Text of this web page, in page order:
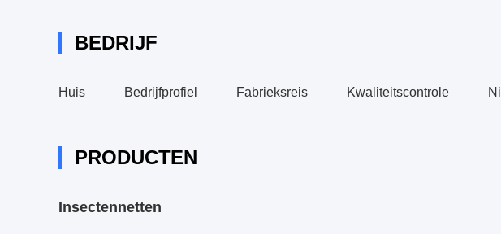
BEDRIJF
Huis Bedrijfprofiel Fabrieksreis Kwaliteitscontrole
PRODUCTEN
Insectennetten